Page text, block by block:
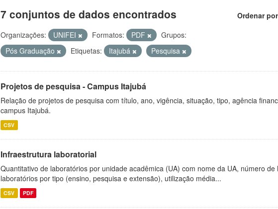
Ordenar por
7 conjuntos de dados encontrados
Organizações: UNIFEI Formatos: PDF
Grupos:
Pós Graduação
Etiquetas: Itajubá Pesquisa
Projetos de pesquisa - Campus Itajubá
Relação de projetos de pesquisa com título, ano, vigência, situação, tipo, agência
campus Itajubá.
CSV
Infraestrutura laboratorial
Quantitativo de laboratórios por unidade acadêmica (UA) com nome da UA, número
laboratórios por tipo (ensino, pesquisa e extensão), utilização média...
CSV PDF